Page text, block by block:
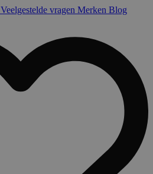
Veelgestelde vragen Merken Blog